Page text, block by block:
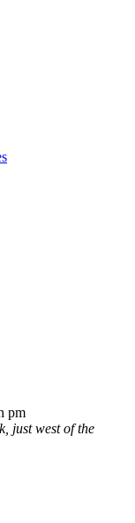
pm
just west of the